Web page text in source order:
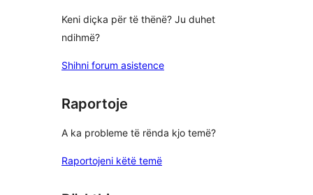
Keni diçka për të thënë? Ju duhet
ndihmë?
Shihni forum asistence
Raportoje
A ka probleme të rënda kjo temë?
Raportojeni këtë temë